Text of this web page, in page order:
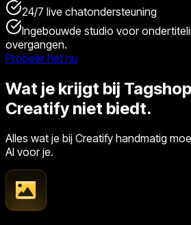
24/7 live chatondersteuning
Ingebouwde studio voor
overgangen.
Probeer het nu
Wat je krijgt bij
Creatify niet biedt.
Alles wat je bij Creatify handmatig
AI voor je.